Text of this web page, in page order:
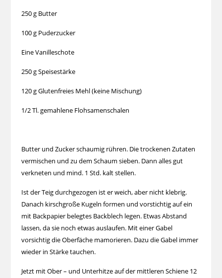
250 g Butter
100 g Puderzucker
Eine Vanilleschote
250 g Speisestärke
120 g Glutenfreies Mehl (keine Mischung)
1/2 Tl. gemahlene Flohsamenschalen
Butter und Zucker schaumig rühren. Die trockenen Zutaten
vermischen und zu dem Schaum sieben. Dann alles gut
verkneten und mind. 1 Std. kalt stellen.
Ist der Teig durchgezogen ist er weich, aber nicht klebrig.
Danach kirschgroße Kugeln formen und vorstichtig auf ein
mit Backpapier belegtes Backblech legen. Etwas Abstand
lassen, da sie noch etwas auslaufen. Mit einer Gabel
vorsichtig die Oberfäche mamorieren. Dazu die Gabel immer
wieder in Stärke tauchen.
Jetzt mit Ober – und Unterhitze auf der mittleren Schiene 12